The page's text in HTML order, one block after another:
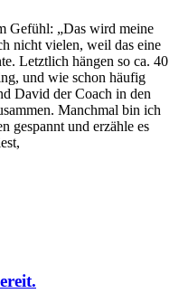
Gefühl: „Das wird meine
nicht vielen, weil das eine
Letztlich hängen so ca. 40
und wie schon häufig
David der Coach in den
Manchmal bin ich
gespannt und erzähle es